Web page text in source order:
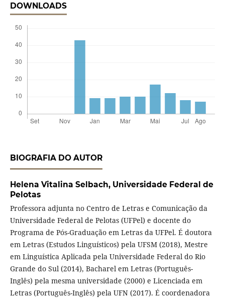
DOWNLOADS
BIOGRAFIA DO AUTOR
Helena Vitalina Selbach, Universidade Federal de
Pelotas
Professora adjunta no Centro de Letras e Comunicação da
Universidade Federal de Pelotas (UFPel) e docente do
Programa de Pós-Graduação em Letras da UFPel. É doutora
em Letras (Estudos Linguísticos) pela UFSM (2018), Mestre
em Linguística Aplicada pela Universidade Federal do Rio
Grande do Sul (2014), Bacharel em Letras (Português-
Inglês) pela mesma universidade (2000) e Licenciada em
Letras (Português-Inglês) pela UFN (2017). É coordenadora